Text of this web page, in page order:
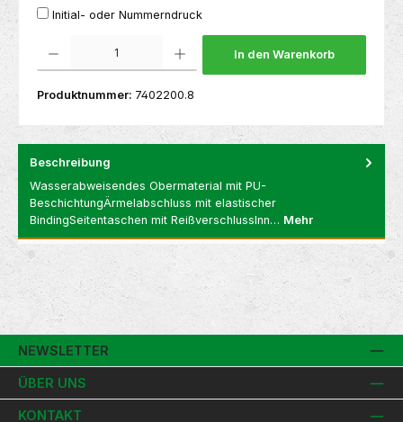
Initial- oder Nummerndruck
Produkt Anzahl: Gib den gewünschten Wert ein oder benutze die Schaltflächen um
In den Warenkorb
Produktnummer: 7402200.8
Beschreibung
Wasserabweisendes Obermaterial mit PU-
BeschichtungÄrmelabschluss mit elastischer
BindingSeitentaschen mit ReißverschlussInn… Mehr
NEWSLETTER
ÜBER UNS
KONTAKT